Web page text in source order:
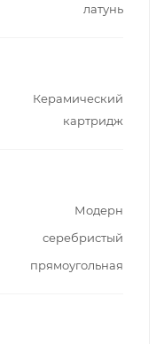
латунь
Керамический
картридж
Модерн
серебристый
прямоугольная